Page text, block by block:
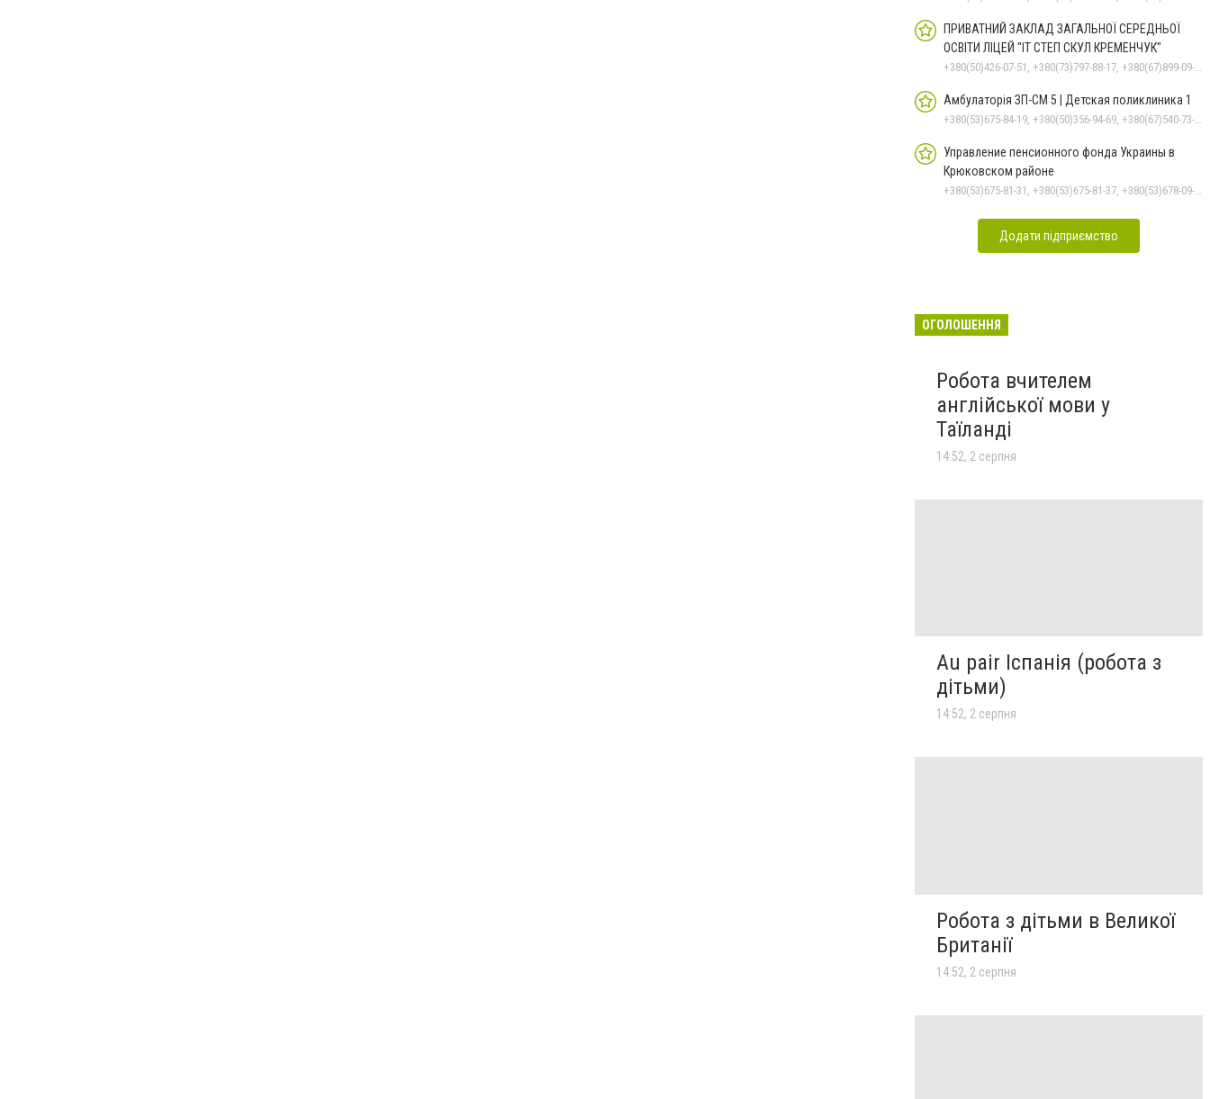
ПРИВАТНИЙ ЗАКЛАД ЗАГАЛЬНОЇ СЕРЕДНЬОЇ
ОСВІТИ ЛІЦЕЙ "ІТ СТЕП СКУЛ КРЕМЕНЧУК"
+380(50)426-07-51, +380(73)797-88-17, +380(67)899-09-16
Амбулаторія ЗП-СМ 5 | Детская поликлиника 1
+380(53)675-84-19, +380(50)356-94-69, +380(67)540-73-87
Управление пенсионного фонда Украины в
Крюковском районе
+380(53)675-81-31, +380(53)675-81-37, +380(53)678-09-01, +380(53)675-81-32, +380(53)675-81-40, +380(53)675-81-33, +380(53)675-81-38, +380(53)678-08-87
Додати підприємство
ОГОЛОШЕННЯ
Робота вчителем
англійської мови у
Таїланді
14:52, 2 серпня
Au pair Іспанія (робота з
дітьми)
14:52, 2 серпня
Робота з дітьми в Великої
Британії
14:52, 2 серпня